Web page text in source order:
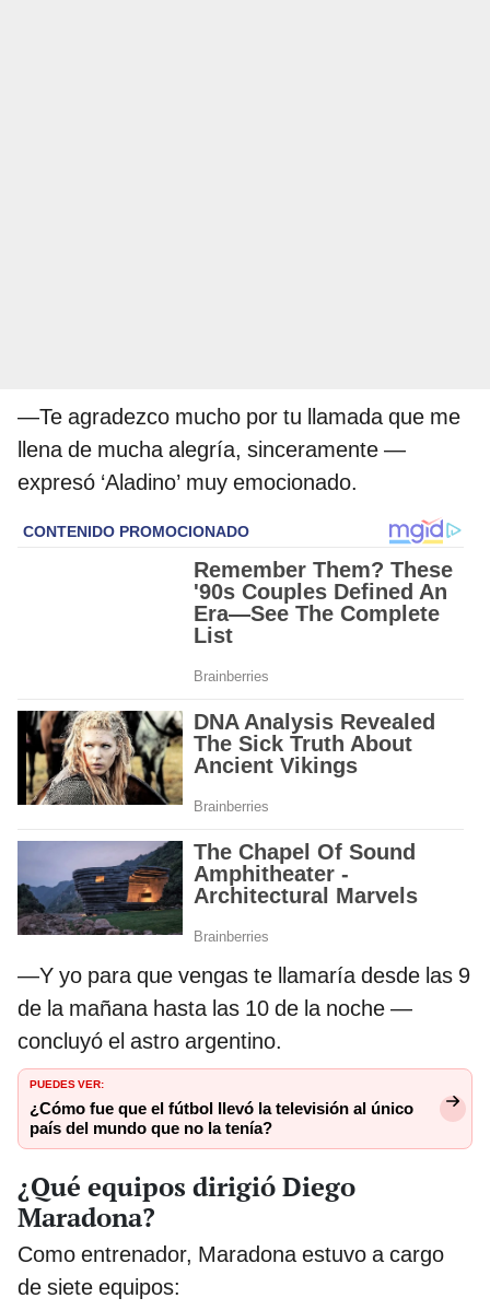
—Te agradezco mucho por tu llamada que me
llena de mucha alegría, sinceramente —
expresó ‘Aladino’ muy emocionado.
—Y yo para que vengas te llamaría desde las 9
de la mañana hasta las 10 de la noche —
concluyó el astro argentino.
PUEDES VER:
¿Cómo fue que el fútbol llevó la televisión al único
país del mundo que no la tenía?
¿Qué equipos dirigió Diego
Maradona?
Como entrenador, Maradona estuvo a cargo
de siete equipos: